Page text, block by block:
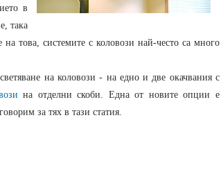
в
така
това, системите с коловози най-често са много
на коловози - на едно и две окачвания с
на отделни скоби. Една от новите опции е
за тях в тази статия.